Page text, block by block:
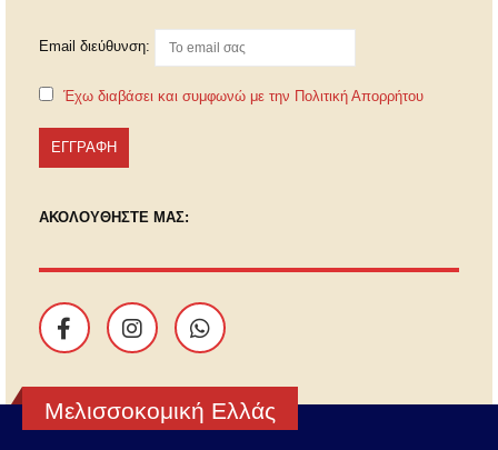
Email διεύθυνση:
Έχω διαβάσει και συμφωνώ με την Πολιτική Απορρήτου
ΑΚΟΛΟΥΘΗΣΤΕ ΜΑΣ:
Μελισσοκομική Ελλάς